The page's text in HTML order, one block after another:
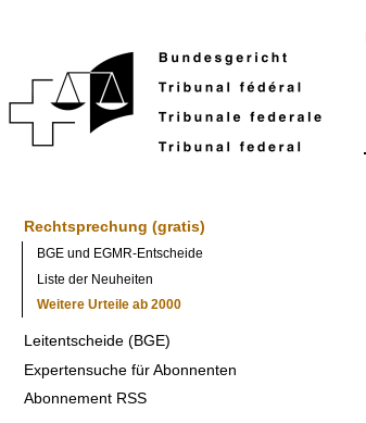
Rechtsprechung (gratis)
BGE und EGMR-Entscheide
Liste der Neuheiten
Weitere Urteile ab 2000
Leitentscheide (BGE)
Expertensuche für Abonnenten
Abonnement RSS